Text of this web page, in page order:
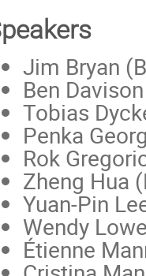
Jim Bryan
Ben
Tobias
Penka
Rok
Zheng Hua
Yuan-Pin
Wendy
Étienne